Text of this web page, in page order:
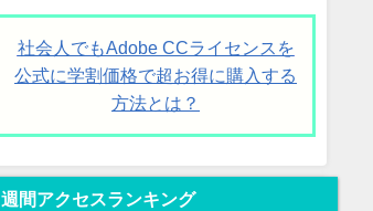
社会人でもAdobe CCライセンスを
公式に学割価格で超お得に購入する
方法とは？
週間アクセスランキング